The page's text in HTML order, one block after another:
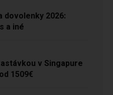
dovolenky 2026:
a iné
v Singapure
1509€